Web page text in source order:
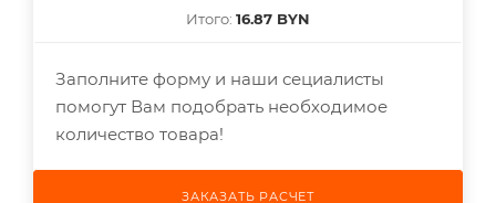
Итого: 16.87 BYN
Заполните форму и наши сециалисты
помогут Вам подобрать необходимое
количество товара!
ЗАКАЗАТЬ РАСЧЕТ